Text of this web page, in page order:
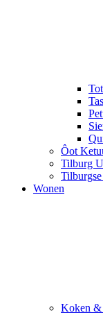
Ôot
Tilburg
Wonen
Koken &